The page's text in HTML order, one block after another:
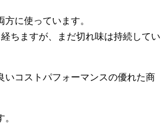
に使っています。
ちますが、まだ切れ味は持続してい
いコストパフォーマンスの優れた商